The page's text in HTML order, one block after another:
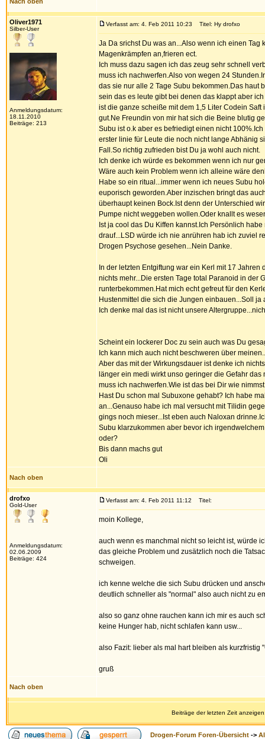
Oliver1971
Silber-User
Anmeldungsdatum:
18.11.2010
Beiträge: 213
Verfasst am: 4. Feb 2011 10:23 Titel: Hy drofxo
Ja Da srichst Du was an...Also wenn ich einen
Magenkrämpfen an,frieren ect.
Ich muss dazu sagen ich das zeug sehr schnell
muss ich nachwerfen.Also von wegen 24
das sie nur alle 2 Tage Subu bekommen.Das haut
sein das es leute gibt bei denen das klappt aber
ist die ganze scheiße mit dem 1,5 Liter Codein
gut.Ne Freundin von mir hat sich die Beine blutig
Subu ist o.k aber es befriedigt einen nicht
erster linie für Leute die noch nicht lange Abhänig
Fall.So richtig zufrieden bist Du ja wohl auch nicht.
Ich denke ich würde es bekommen wenn ich nur
Wäre auch kein Problem wenn ich alleine wäre
Habe so ein ritual...immer wenn ich neues Subu
euporisch geworden.Aber inzischen bringt das
überhaupt keinen Bock.Ist denn der Unterschied
Pumpe nicht weggeben wollen.Oder knallt es
Ist ja cool das Du Kiffen kannst.Ich Persönlich
drauf...LSD würde ich nie anrühren hab ich zuviel
Drogen Psychose gesehen...Nein Danke.
In der letzten Entgiftung war ein Kerl mit 17
nichts mehr...Die ersten Tage total Paranoid in der
runterbekommen.Hat mich echt gefreut für den
Hustenmittel die sich die Jungen einbauen...Soll
Ich denke mal das ist nicht unsere
Scheint ein lockerer Doc zu sein auch was Du
Ich kann mich auch nicht beschweren über
Aber das mit der Wirkungsdauer ist denke ich
länger ein medi wirkt unso geringer die Gefahr
muss ich nachwerfen.Wie ist das bei Dir wie
Hast Du schon mal Subuxone gehabt? Ich habe
an...Genauso habe ich mal versucht mit Tilidin
gings noch mieser...Ist eben auch Naloxan
Subu klarzukommen aber bevor ich
oder?
Bis dann machs gut
Oli
Nach oben
drofxo
Gold-User
Anmeldungsdatum:
02.06.2009
Beiträge: 424
Verfasst am: 4. Feb 2011 11:12 Titel:
moin Kollege,
auch wenn es manchmal nicht so leicht ist, würde
das gleiche Problem und zusätzlich noch die
schweigen.
ich kenne welche die sich Subu drücken und
deutlich schneller als "normal" also auch nicht zu
also so ganz ohne rauchen kann ich mir es auch
keine Hunger hab, nicht schlafen kann usw...
also Fazit: lieber als mal hart bleiben als kurzfristig
gruß
Nach oben
Beiträge der letzten Zeit
Drogen-Forum Foren-Übersicht ->